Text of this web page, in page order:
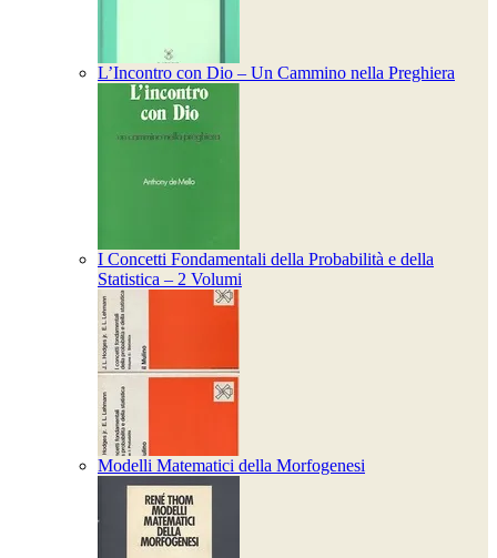
L’Incontro con Dio – Un Cammino nella Preghiera
I Concetti Fondamentali della Probabilità e della
Statistica – 2 Volumi
Modelli Matematici della Morfogenesi